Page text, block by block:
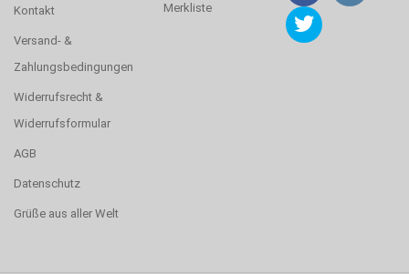
Kontakt
Versand- &
Zahlungsbedingungen
Widerrufsrecht &
Widerrufsformular
AGB
Datenschutz
Grüße aus aller Welt
Merkliste